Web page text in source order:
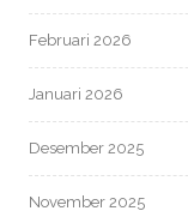
Februari 2026
Januari 2026
Desember 2025
November 2025